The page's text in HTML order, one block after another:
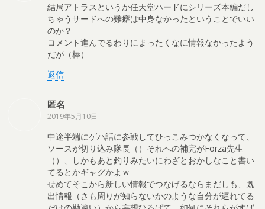
結局アトラスというか任天堂ハードにシリーズ本編だし
ちゃうサードへの難癖は中身なかったということでいい
のか？
コメント進んでるわりにまったくなに情報なかったよう
だが（棒）
返信
匿名
2019年5月10日
中途半端にゲハ話に参戦してひっこみつかなくなって、
ソースが切り込み隊長（）それへの補完がForza先生
（）、しかもあと釣りみたいにわざとおかしなこと書い
てるとかギャグかよｗ
せめてそこから新しい情報でつなげるならまだしも、既
出情報（さも周りが知らないかのような自分が遅れてる